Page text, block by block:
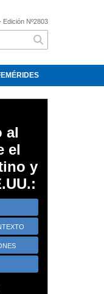
Edición Nº2803
al
el
y